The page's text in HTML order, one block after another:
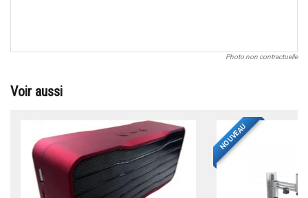
Photo non contractuelle
Voir aussi
NOUVEAU